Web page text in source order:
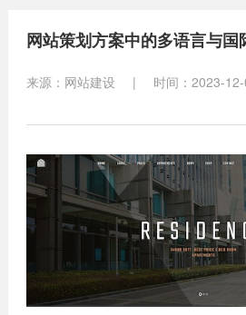
们
公
简
荣
誉
资
质
文
划
法
案
高端
建设
小程
序开
发
微信
定制
APP
开发
服务
化
网站策划方案中的多语言与国
来源：网站建设 | 时间：2023-